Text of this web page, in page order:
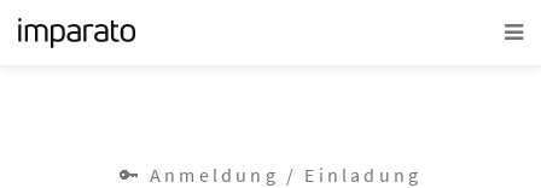
🔑 Anmeldung / Einladung